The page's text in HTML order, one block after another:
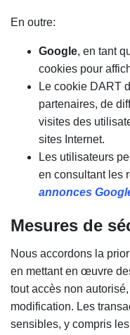
En outre:
Google, en tant
cookies pour
Le cookie DART
partenaires, de
visites des
sites Internet.
Les utilisateurs
en consultant les
annonces
Mesures de
Nous accordons la
en mettant en œuvre
tout accès non
modification. Les
sensibles, y compris